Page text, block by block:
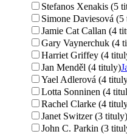
Stefanos Xenakis (5
Simone Daviesová
Jamie Cat Callan (4
Gary Vaynerchuk (4
Harriet Griffey (4
Jan Menděl (4 tituly)
Yael Adlerová (4
Lotta Sonninen (4
Rachel Clarke (4
Janet Switzer (3 tituly)
John C. Parkin (3